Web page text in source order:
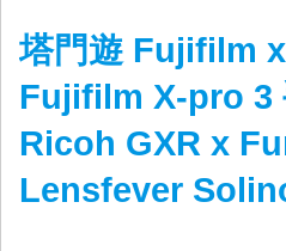
塔門遊 Fujifilm
Fujifilm X-pro 3
Ricoh GXR x
Lensfever